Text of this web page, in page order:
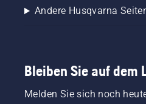
Andere Husqvarna
Bleiben Sie auf dem
Melden Sie sich noch